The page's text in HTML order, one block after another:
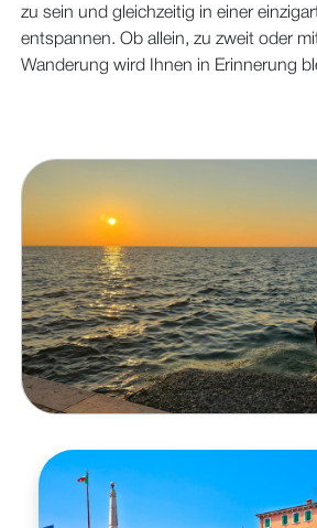
zu sein und gleichzeitig in einer
entspannen. Ob allein, zu zweit oder
Wanderung wird Ihnen in Erinnerung